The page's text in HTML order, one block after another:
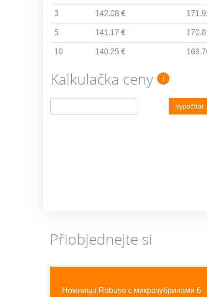
3 142.08 €
5 141.17 €
10 140.25 €
Kalkulačka ceny i
Vypočítat
Přiobjednejte si
Ножницы Robuso с микрозубринами 6